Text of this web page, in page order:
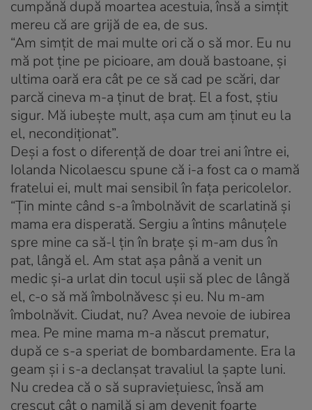
cumpănă după moartea acestuia, însă a simţit
mereu că are grijă de ea, de sus.
“Am simţit de mai multe ori că o să mor. Eu nu
mă pot ţine pe picioare, am două bastoane, şi
ultima oară era cât pe ce să cad pe scări, dar
parcă cineva m-a ţinut de braţ. El a fost, ştiu
sigur. Mă iubeşte mult, aşa cum am ţinut eu la
el, necondiţionat”.
Deşi a fost o diferenţă de doar trei ani între ei,
Iolanda Nicolaescu spune că i-a fost ca o mamă
fratelui ei, mult mai sensibil în faţa pericolelor.
“Ţin minte când s-a îmbolnăvit de scarlatină şi
mama era disperată. Sergiu a întins mânuţele
spre mine ca să-l ţin în braţe şi m-am dus în
pat, lângă el. Am stat aşa până a venit un
medic şi-a urlat din tocul uşii să plec de lângă
el, c-o să mă îmbolnăvesc şi eu. Nu m-am
îmbolnăvit. Ciudat, nu? Avea nevoie de iubirea
mea. Pe mine mama m-a născut prematur,
după ce s-a speriat de bombardamente. Era la
geam şi i s-a declanşat travaliul la şapte luni.
Nu credea că o să supravieţuiesc, însă am
crescut cât o namilă şi am devenit foarte